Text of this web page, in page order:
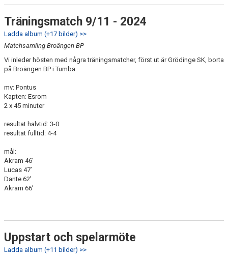
Träningsmatch 9/11 - 2024
Ladda album (+17 bilder) >>
Matchsamling Broängen BP
Vi inleder hösten med några träningsmatcher, först ut är Grödinge SK, borta
på Broängen BP i Tumba.
mv: Pontus
Kapten: Esrom
2 x 45 minuter
resultat halvtid: 3-0
resultat fulltid: 4-4
mål:
Akram 46’
Lucas 47’
Dante 62’
Akram 66’
Uppstart och spelarmöte
Ladda album (+11 bilder) >>